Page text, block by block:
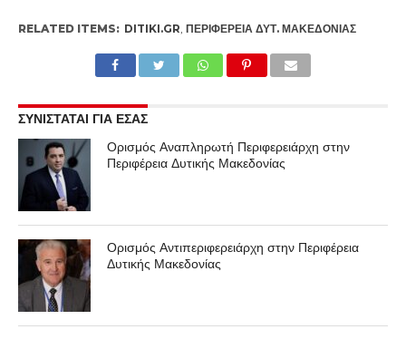
RELATED ITEMS: DITIKI.GR, ΠΕΡΙΦΈΡΕΙΑ ΔΥΤ. ΜΑΚΕΔΟΝΊΑΣ
ΣΥΝΙΣΤΑΤΑΙ ΓΙΑ ΕΣΑΣ
Ορισμός Αναπληρωτή Περιφερειάρχη στην
Περιφέρεια Δυτικής Μακεδονίας
Ορισμός Αντιπεριφερειάρχη στην Περιφέρεια
Δυτικής Μακεδονίας